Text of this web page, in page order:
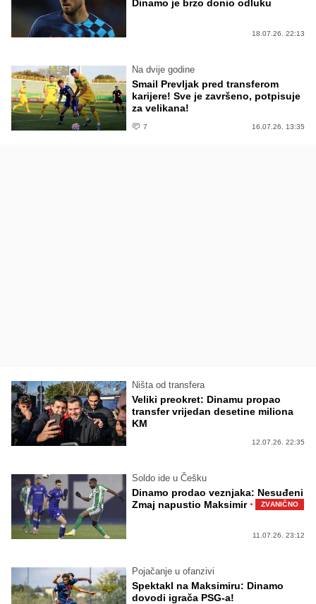
Dinamo je brzo donio odluku
18.07.26. 22:13
Na dvije godine
Smail Prevljak pred transferom
karijere! Sve je završeno, potpisuje
za velikana!
7 16.07.26. 13:35
Ništa od transfera
Veliki preokret: Dinamu propao
transfer vrijedan desetine miliona
KM
12.07.26. 22:35
Soldo ide u Češku
Dinamo prodao veznjaka: Nesuđeni
Zmaj napustio Maksimir · ZVANIČNO
11.07.26. 23:12
Pojačanje u ofanzivi
Spektakl na Maksimiru: Dinamo
dovodi igrača PSG-a!